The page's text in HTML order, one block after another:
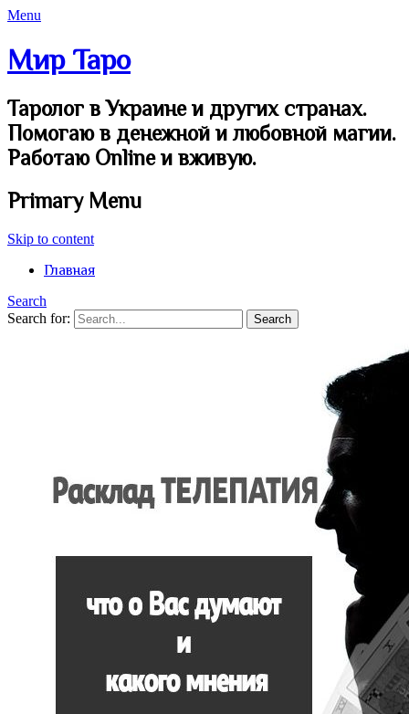
Menu
Мир Таро
Таролог в Украине и других странах.
Помогаю в денежной и любовной магии.
Работаю Online и вживую.
Primary Menu
Skip to content
Главная
Search
Search for: